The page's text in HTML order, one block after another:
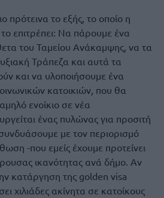
πρότεινα το εξής, το οποίο η
επιτρέπει: Να πάρουμε ένα
του Ταμείου Ανάκαμψης, να τα
Τράπεζα και αυτά τα
και να υλοποιήσουμε ένα
κατοικιών, που θα
ενοίκιο σε νέα
ένας πυλώνας για προσιτή
με τον περιορισμό
-που εμείς έχουμε προτείνει
ικανότητας ανά δήμο. Αν
κατάργηση της golden visa
χιλιάδες ακίνητα σε κατοίκους